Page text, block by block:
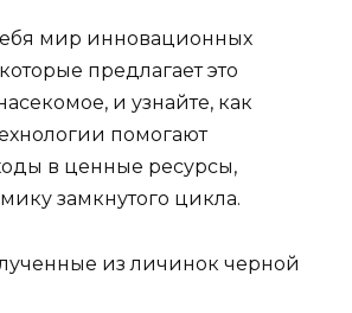
мир инновационных
предлагает это
и узнайте, как
помогают
в ценные ресурсы,
замкнутого цикла.